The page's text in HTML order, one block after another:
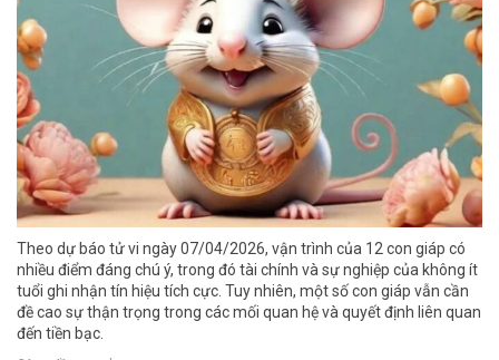
Theo dự báo tử vi ngày 07/04/2026, vận trình của 12 con giáp có
nhiều điểm đáng chú ý, trong đó tài chính và sự nghiệp của không ít
tuổi ghi nhận tín hiệu tích cực. Tuy nhiên, một số con giáp vẫn cần
đề cao sự thận trọng trong các mối quan hệ và quyết định liên quan
đến tiền bạc.